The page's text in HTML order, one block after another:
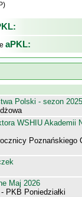
aPKL:
Polski - sezon
WSHIU Akademii
Poznańskiego
Maj 2026
PKB Poniedziałki